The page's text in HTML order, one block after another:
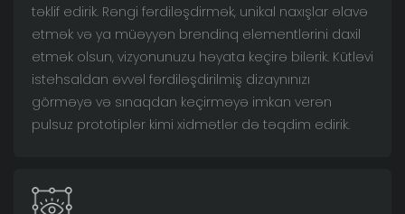
təklif edirik. Rəngi ​​fərdiləşdirmək, unikal naxışlar əlavə
etmək və ya müəyyən brendinq elementlərini daxil
etmək olsun, vizyonunuzu həyata keçirə bilərik. Kütləvi
istehsaldan əvvəl fərdiləşdirilmiş dizaynınızı
görməyə və sınaqdan keçirməyə imkan verən
pulsuz prototiplər kimi xidmətlər də təqdim edirik.